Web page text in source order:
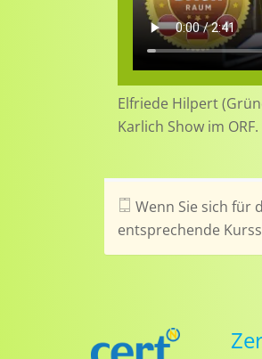
Elfriede Hilpert
Karlich Show im ORF.
Wenn Sie sich für
entsprechende